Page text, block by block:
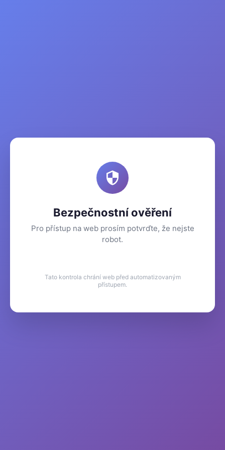
Bezpečnostní ověření
Pro přístup na web prosím potvrďte, že nejste
robot.
Tato kontrola chrání web před automatizovaným
přístupem.